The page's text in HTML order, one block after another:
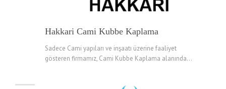
Hakkari Cami Kubbe Kaplama
Sadece Cami yapıları ve inşaatı üzerine faaliyet
gösteren firmamız, Cami Kubbe Kaplama alanında...